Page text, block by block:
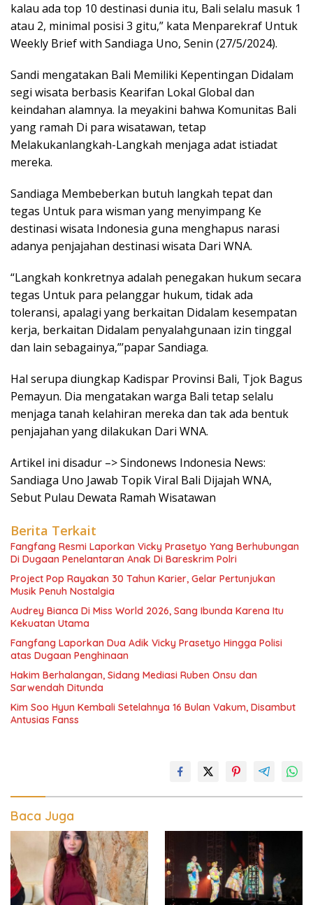
kalau ada top 10 destinasi dunia itu, Bali selalu masuk 1
atau 2, minimal posisi 3 gitu,” kata Menparekraf Untuk
Weekly Brief with Sandiaga Uno, Senin (27/5/2024).
Sandi mengatakan Bali Memiliki Kepentingan Didalam
segi wisata berbasis Kearifan Lokal Global dan
keindahan alamnya. Ia meyakini bahwa Komunitas Bali
yang ramah Di para wisatawan, tetap
Melakukanlangkah-Langkah menjaga adat istiadat
mereka.
Sandiaga Membeberkan butuh langkah tepat dan
tegas Untuk para wisman yang menyimpang Ke
destinasi wisata Indonesia guna menghapus narasi
adanya penjajahan destinasi wisata Dari WNA.
“Langkah konkretnya adalah penegakan hukum secara
tegas Untuk para pelanggar hukum, tidak ada
toleransi, apalagi yang berkaitan Didalam kesempatan
kerja, berkaitan Didalam penyalahgunaan izin tinggal
dan lain sebagainya,”’papar Sandiaga.
Hal serupa diungkap Kadispar Provinsi Bali, Tjok Bagus
Pemayun. Dia mengatakan warga Bali tetap selalu
menjaga tanah kelahiran mereka dan tak ada bentuk
penjajahan yang dilakukan Dari WNA.
Artikel ini disadur –> Sindonews Indonesia News:
Sandiaga Uno Jawab Topik Viral Bali Dijajah WNA,
Sebut Pulau Dewata Ramah Wisatawan
Berita Terkait
Fangfang Resmi Laporkan Vicky Prasetyo Yang Berhubungan
Di Dugaan Penelantaran Anak Di Bareskrim Polri
Project Pop Rayakan 30 Tahun Karier, Gelar Pertunjukan
Musik Penuh Nostalgia
Audrey Bianca Di Miss World 2026, Sang Ibunda Karena Itu
Kekuatan Utama
Fangfang Laporkan Dua Adik Vicky Prasetyo Hingga Polisi
atas Dugaan Penghinaan
Hakim Berhalangan, Sidang Mediasi Ruben Onsu dan
Sarwendah Ditunda
Kim Soo Hyun Kembali Setelahnya 16 Bulan Vakum, Disambut
Antusias Fanss
Baca Juga